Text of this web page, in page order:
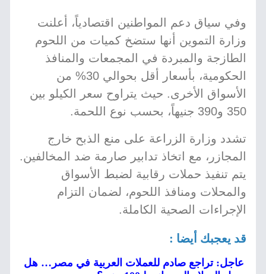
وفي سياق دعم المواطنين اقتصادياً، أعلنت
وزارة التموين أنها ستضخ كميات من اللحوم
الطازجة والمبردة في المجمعات والمنافذ
الحكومية، بأسعار أقل بحوالي 30% من
الأسواق الأخرى. حيث يتراوح سعر الكيلو بين
350 و390 جنيهاً، بحسب نوع اللحمة.
تشدد وزارة الزراعة على منع الذبح خارج
المجازر، مع اتخاذ تدابير صارمة ضد المخالفين.
يتم تنفيذ حملات رقابية لضبط الأسواق
والمحلات ومنافذ اللحوم، لضمان التزام
الإجراءات الصحية الكاملة.
قد يعجبك أيضا :
عاجل: تراجع صادم للعملات العربية في مصر… هل